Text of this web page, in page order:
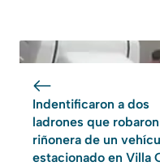
Indentificaron a dos
ladrones que
riñonera de un
estacionado en Villa